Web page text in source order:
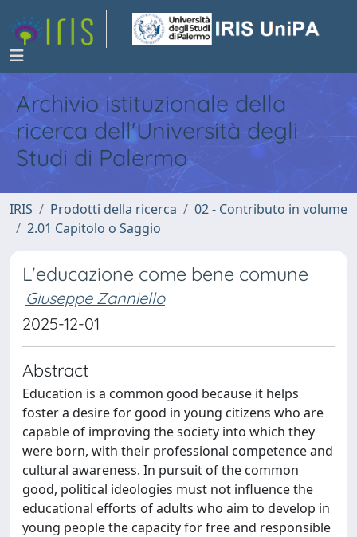
Archivio istituzionale della
ricerca dell'Università degli
Studi di Palermo
IRIS Prodotti della ricerca
02 - Contributo in volume
2.01 Capitolo o Saggio
L'educazione come bene comune
Giuseppe Zanniello
2025-12-01
Abstract
Education is a common good because it helps
foster a desire for good in young citizens who are
capable of improving the society into which they
were born, with their professional competence and
cultural awareness. In pursuit of the common
good, political ideologies must not influence the
educational efforts of adults who aim to develop in
young people the capacity for free and responsible